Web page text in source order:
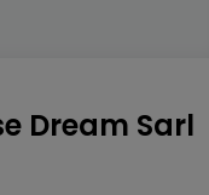
Dream Sarl